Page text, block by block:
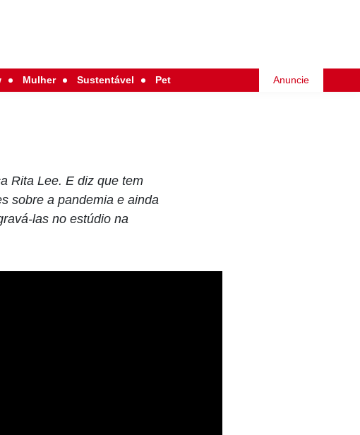
Mulher Sustentável Pet Anuncie
Rita Lee. E diz que tem
sobre a pandemia e ainda
las no estúdio na